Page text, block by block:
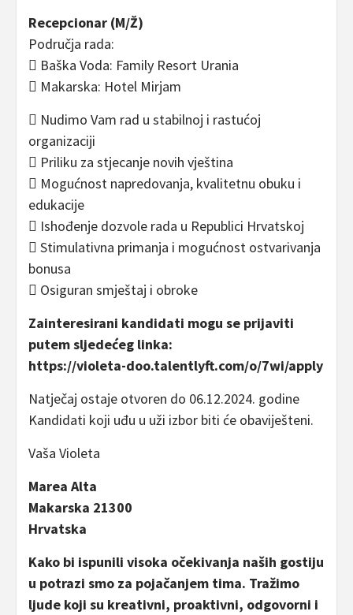
Recepcionar (M/Ž)
Područja rada:
 Baška Voda: Family Resort Urania
 Makarska: Hotel Mirjam
 Nudimo Vam rad u stabilnoj i rastućoj
organizaciji
 Priliku za stjecanje novih vještina
 Mogućnost napredovanja, kvalitetnu obuku i
edukacije
 Ishođenje dozvole rada u Republici Hrvatskoj
 Stimulativna primanja i mogućnost ostvarivanja
bonusa
 Osiguran smještaj i obroke
Zainteresirani kandidati mogu se prijaviti
putem sljedećeg linka:
https://violeta-doo.talentlyft.com/o/7wi/apply
Natječaj ostaje otvoren do 06.12.2024. godine
Kandidati koji uđu u uži izbor biti će obaviješteni.
Vaša Violeta
Marea Alta
Makarska 21300
Hrvatska
Kako bi ispunili visoka očekivanja naših gostiju
u potrazi smo za pojačanjem tima. Tražimo
ljude koji su kreativni, proaktivni, odgovorni i